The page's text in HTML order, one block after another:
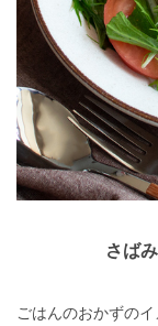
さば
ごはんのおかずの